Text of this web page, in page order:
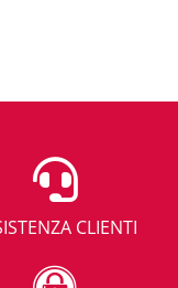
CLIENTI